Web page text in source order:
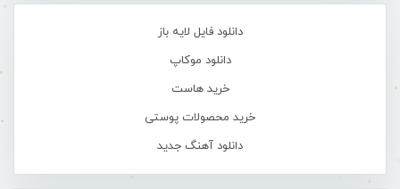
دانلود فایل لایه باز
دانلود موکاپ
خرید هاست
خرید محصولات پوستی
دانلود آهنگ جدید